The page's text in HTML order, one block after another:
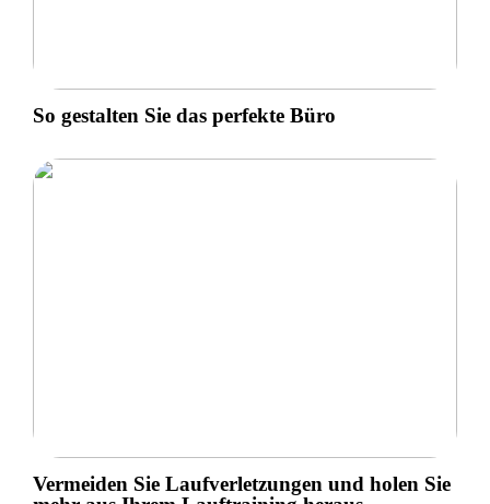
So gestalten Sie das perfekte Büro
Vermeiden Sie Laufverletzungen und holen Sie